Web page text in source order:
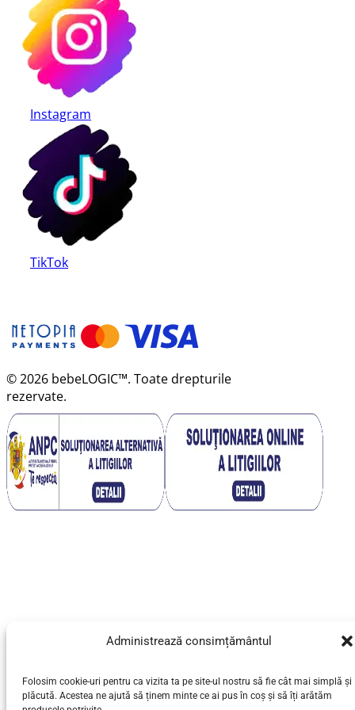
Administrează consimțământul
Folosim cookie-uri pentru ca vizita ta pe site-ul nostru să fie cât mai simplă și
plăcută. Acestea ne ajută să ținem minte ce ai pus în coș și să îți arătăm
Instagram
TikTok
© 2026 bebeLOGIC™. Toate drepturile
rezervate.